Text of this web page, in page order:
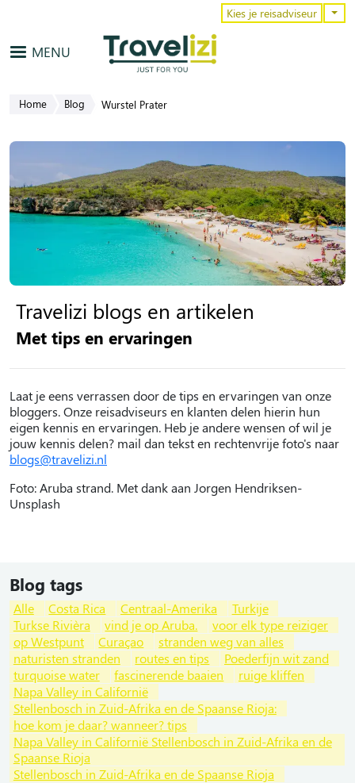
Overslaan en naar de inhoud gaan
MENU
Kies je reisadviseur
Home Blog Wurstel Prater
Travelizi blogs en artikelen
Met tips en ervaringen
Laat je eens verrassen door de tips en ervaringen van onze
bloggers. Onze reisadviseurs en klanten delen hierin hun
eigen kennis en ervaringen. Heb je andere wensen of wil je
jouw kennis delen? mail dan tekst en rechtenvrije foto's naar
blogs@travelizi.nl
Foto: Aruba strand. Met dank aan Jorgen Hendriksen-
Unsplash
Blog tags
Alle Costa Rica Centraal-Amerika
Turkije
Turkse Rivièra
vind je op Aruba.
voor elk type reiziger
op Westpunt
Curaçao
stranden weg van alles
naturisten stranden
routes en tips
Poederfijn wit zand
turquoise water
fascinerende baaien
ruige kliffen
Napa Valley in Californië
Stellenbosch in Zuid-Afrika en de Spaanse Rioja:
hoe kom je daar? wanneer? tips
Napa Valley in Californië Stellenbosch in Zuid-Afrika en de
Spaanse Rioja
Stellenbosch in Zuid-Afrika en de Spaanse Rioja